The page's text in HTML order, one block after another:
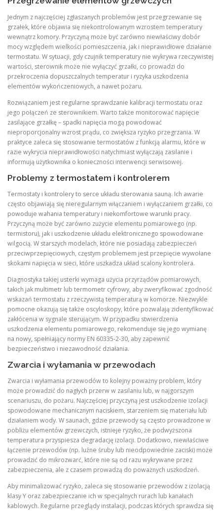
Jednym z najczęściej zgłaszanych problemów jest przegrzewanie się
grzałek, które objawia się niekontrolowanym wzrostem temperatury
wewnątrz komory. Przyczyną może być zarówno niewłaściwy dobór
mocy względem wielkości pomieszczenia, jak i nieprawidłowe działanie
termostatu. W sytuacji, gdy czujnik temperatury nie wykrywa rzeczywistej
wartości, sterownik może nie wyłączyć grzałki, co prowadzi do
przekroczenia dopuszczalnych temperatur i ryzyka uszkodzenia
elementów wykończeniowych, a nawet pożaru.
Rozwiązaniem jest regularne sprawdzanie kalibracji termostatu oraz
jego połączeń ze sterownikiem. Warto także monitorować napięcie
zasilające grzałkę – spadki napięcia mogą powodować
nieproporcjonalny wzrost prądu, co zwiększa ryzyko przegrzania. W
praktyce zaleca się stosowanie termostatów z funkcją alarmu, które w
razie wykrycia nieprawidłowości natychmiast wyłączają zasilanie i
informują użytkownika o konieczności interwencji serwisowej.
Problemy z termostatem i kontrolerem
Termostaty i kontrolery to serce układu sterowania sauną. Ich awarie
często objawiają się nieregularnym włączaniem i wyłączaniem grzałki, co
powoduje wahania temperatury i niekomfortowe warunki pracy.
Przyczyną może być zarówno zużycie elementu pomiarowego (np.
termistoru), jak i uszkodzenie układu elektronicznego spowodowane
wilgocią. W starszych modelach, które nie posiadają zabezpieczeń
przeciwprzepięciowych, częstym problemem jest przepięcie wywołane
skokami napięcia w sieci, które uszkadza układ scalony kontrolera.
Diagnostyka takiej usterki wymaga użycia przyrządów pomiarowych,
takich jak multimetr lub termometr cyfrowy, aby zweryfikować zgodność
wskazań termostatu z rzeczywistą temperaturą w komorze. Niezwykle
pomocne okazują się także oscyloskopy, które pozwalają zidentyfikować
zakłócenia w sygnale sterującym. W przypadku stwierdzenia
uszkodzenia elementu pomiarowego, rekomenduje się jego wymianę
na nowy, spełniający normy EN 60335‑2‑30, aby zapewnić
bezpieczeństwo i niezawodność działania.
Zwarcia i wyłamania w przewodach
Zwarcia i wyłamania przewodów to kolejny poważny problem, który
może prowadzić do nagłych przerw w zasilaniu lub, w najgorszym
scenariuszu, do pożaru. Najczęściej przyczyną jest uszkodzenie izolacji
spowodowane mechanicznym naciskiem, starzeniem się materiału lub
działaniem wody. W saunach, gdzie przewody są często prowadzone w
pobliżu elementów grzewczych, istnieje ryzyko, że podwyższona
temperatura przyspiesza degradację izolacji. Dodatkowo, niewłaściwe
łączenie przewodów (np. luźne śruby lub nieodpowiednie zaciski) może
prowadzić do mikrozwarć, które nie są od razu wykrywane przez
zabezpieczenia, ale z czasem prowadzą do poważnych uszkodzeń.
Aby minimalizować ryzyko, zaleca się stosowanie przewodów z izolacją
klasy Y oraz zabezpieczanie ich w specjalnych rurach lub kanałach
kablowych. Regularne przeglądy instalacji, podczas których sprawdza się